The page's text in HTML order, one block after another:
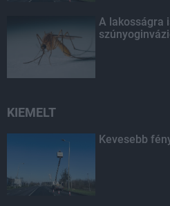
A lakosságra
KIEMELT
Kevesebb